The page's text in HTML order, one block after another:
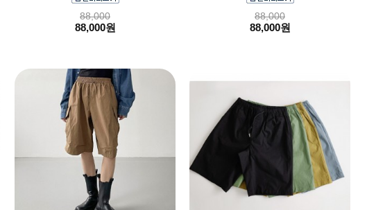
88,000
88,000원
88,000
88,000원